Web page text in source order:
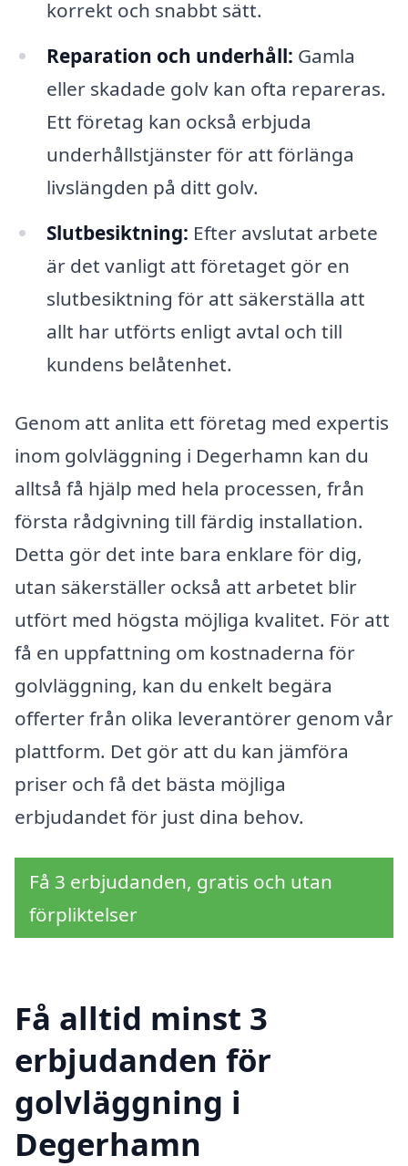
korrekt och snabbt sätt.
Reparation och underhåll: Gamla
eller skadade golv kan ofta repareras.
Ett företag kan också erbjuda
underhållstjänster för att förlänga
livslängden på ditt golv.
Slutbesiktning: Efter avslutat arbete
är det vanligt att företaget gör en
slutbesiktning för att säkerställa att
allt har utförts enligt avtal och till
kundens belåtenhet.
Genom att anlita ett företag med expertis
inom golvläggning i Degerhamn kan du
alltså få hjälp med hela processen, från
första rådgivning till färdig installation.
Detta gör det inte bara enklare för dig,
utan säkerställer också att arbetet blir
utfört med högsta möjliga kvalitet. För att
få en uppfattning om kostnaderna för
golvläggning, kan du enkelt begära
offerter från olika leverantörer genom vår
plattform. Det gör att du kan jämföra
priser och få det bästa möjliga
erbjudandet för just dina behov.
Få 3 erbjudanden, gratis och utan
förpliktelser
Få alltid minst 3
erbjudanden för
golvläggning i
Degerhamn